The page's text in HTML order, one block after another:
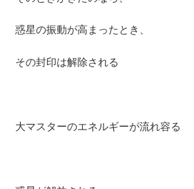
惑星の振動が高まったとき、
その封印は解除される
大マスターのエネルギーが流れ容る